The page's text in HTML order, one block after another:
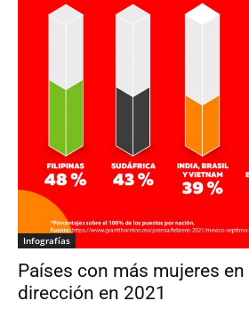
Infografías
Países con más mujeres
dirección en 2021